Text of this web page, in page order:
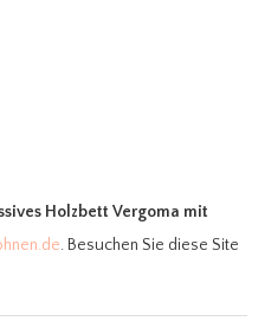
Holzbett Vergoma mit
. Besuchen Sie diese Site